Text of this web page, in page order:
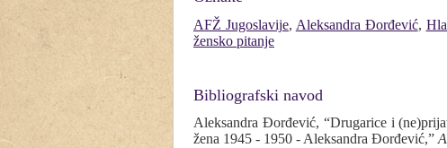
AFŽ Jugoslavije, Aleksandra Đorđević,
žensko pitanje
Bibliografski navod
Aleksandra Đorđević, “Drugarice i
žena 1945 - 1950 - Aleksandra Đorđević,”